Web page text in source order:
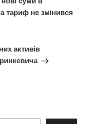
тариф не змінився
активів